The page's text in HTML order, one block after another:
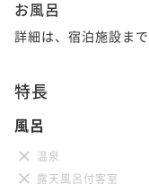
お風呂
詳細は、宿泊施設ま
特長
風呂
温泉
露天風呂付客室